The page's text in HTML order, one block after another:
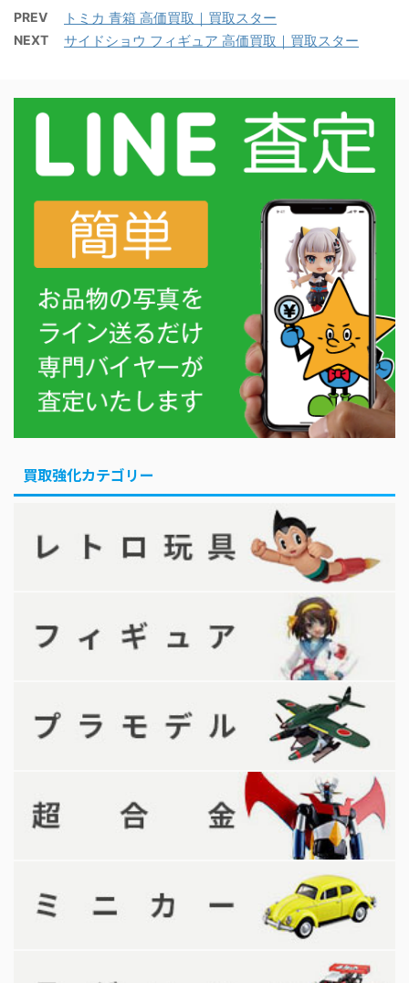
PREV トミカ 青箱 高価買取｜買取スター
NEXT サイドショウ フィギュア 高価買取｜買取スター
買取強化カテゴリー